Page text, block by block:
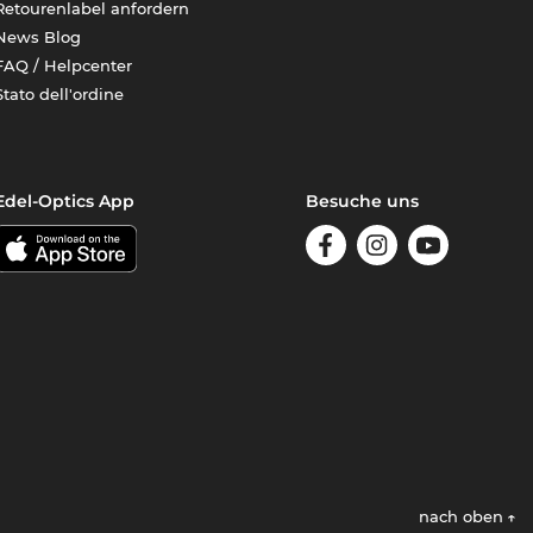
anfordern
Blog
/ Helpcenter
dell'ordine
Optics App Besuche uns
nach oben